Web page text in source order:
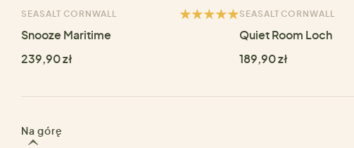
SEASALT CORNWALL
Snooze Maritime
239,90 zł
SEASALT CORNWALL
Quiet Room Loch
189,90 zł
Na górę